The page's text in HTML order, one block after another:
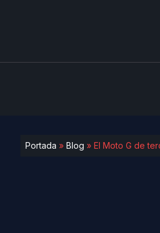
Portada » Blog » El Moto G de